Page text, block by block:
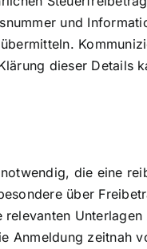
und
dieser Details
die eine
über
Anmeldung zeitnah